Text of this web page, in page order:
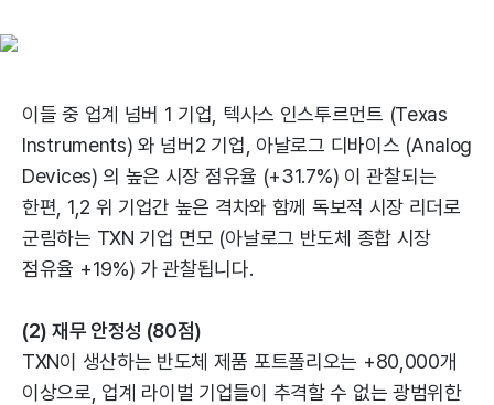
이들 중 업계 넘버 1 기업, 텍사스 인스투르먼트 (Texas
Instruments) 와 넘버2 기업, 아날로그 디바이스 (Analog
Devices) 의 높은 시장 점유율 (+31.7%) 이 관찰되는
한편, 1,2 위 기업간 높은 격차와 함께 독보적 시장 리더로
군림하는 TXN 기업 면모 (아날로그 반도체 종합 시장
점유율 +19%) 가 관찰됩니다.
(2) 재무 안정성 (80점)
TXN이 생산하는 반도체 제품 포트폴리오는 +80,000개
이상으로, 업계 라이벌 기업들이 추격할 수 없는 광범위한